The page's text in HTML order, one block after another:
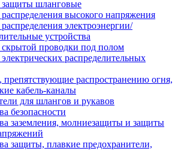
шланговые
высокого напряжения
электроэнергии/
устройства
проводки под полом
распределительных
распространению огня,
кабель-каналы
для шлангов и рукавов
безопасности
заземления, молниезащиты и защиты
защиты, плавкие предохранители,